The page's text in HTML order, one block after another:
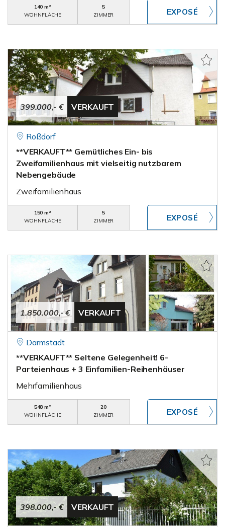
140 m²
WOHNFLÄCHE
5
ZIMMER
399.000,- € VERKAUFT
Roßdorf
**VERKAUFT** Gemütliches Ein- bis
Zweifamilienhaus mit vielseitig nutzbarem
Nebengebäude
Zweifamilienhaus
150 m²
WOHNFLÄCHE
5
ZIMMER
1.850.000,- € VERKAUFT
Darmstadt
**VERKAUFT** Seltene Gelegenheit! 6-
Parteienhaus + 3 Einfamilien-Reihenhäuser
Mehrfamilienhaus
548 m²
WOHNFLÄCHE
20
ZIMMER
398.000,- € VERKAUFT